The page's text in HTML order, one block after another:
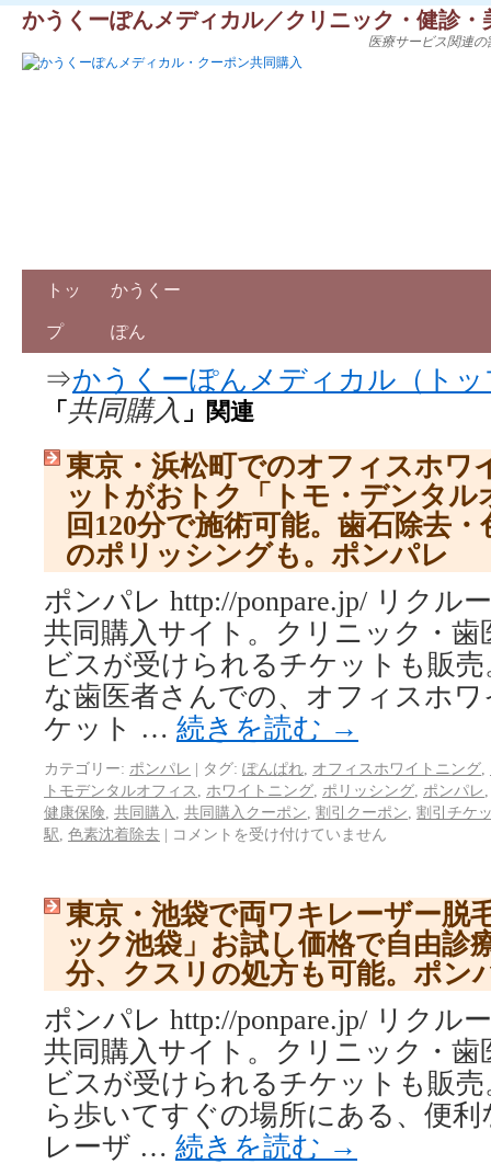
かうくーぽんメディカル／クリニック・健診
医療サービス関連
トッ
プ
かうくー
ぽん
⇒かうくーぽんメディカル（トッ
「 共同購入 」関連
東京・浜松町でのオフィスホワ
ットがおトク「トモ・デンタル
回120分で施術可能。歯石除去
のポリッシングも。ポンパレ
ポンパレ http://ponpare.jp/ リクル
共同購入サイト。クリニック・
ビスが受けられるチケットも販
な歯医者さんでの、オフィスホ
ケット … 続きを読む →
カテゴリー: ポンパレ | タグ: ぽんぱれ オフィスホワイトニング
トモデンタルオフィス
ホワイトニング ポリッシング ポンパレ
健康保険 共同購入 共同購入クーポン 割引クーポン 割引チケ
駅 色素沈着除去 | コメントを受け付けていません
東京・池袋で両ワキレーザー脱
ック池袋」お試し価格で自由診
分、クスリの処方も可能。ポン
ポンパレ http://ponpare.jp/ リクル
共同購入サイト。クリニック・
ビスが受けられるチケットも販
ら歩いてすぐの場所にある、便
レーザ … 続きを読む →